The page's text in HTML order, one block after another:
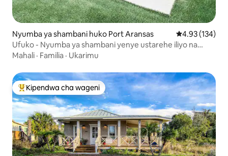
Nyumba ya shambani huko Port Aransas Ukadiriaji wa
4.93 (134)
Ufuko - Nyumba ya shambani yenye ustarehe iliyo na
bwawa la maji moto
Mahali · Familia · Ukarimu
Kipendwa maarufu cha wageni
Kipendwa cha wageni